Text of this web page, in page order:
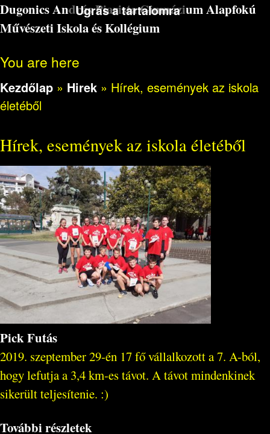
Ugrás a tartalomra
Dugonics András Piarista Gimnázium Alapfokú
Művészeti Iskola és Kollégium
You are here
Kezdőlap » Hirek » Hírek, események az iskola
életéből
Hírek, események az iskola életéből
Pick Futás
2019. szeptember 29-én 17 fő vállalkozott a 7. A-ból,
hogy lefutja a 3,4 km-es távot. A távot mindenkinek
sikerült teljesítenie. :)
További részletek